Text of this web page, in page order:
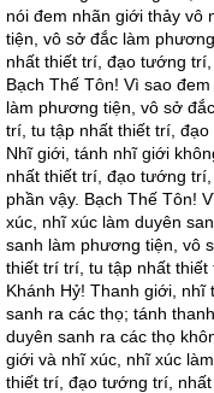
nói đem nhãn giới thảy vô
tiện, vô sở đắc làm
nhất thiết trí, đạo tướng
Bạch Thế Tôn! Vì sao
làm phương tiện, vô sở
trí, tu tập nhất thiết trí,
Nhĩ giới, tánh nhĩ giới
nhất thiết trí, đạo tướng
phần vậy. Bạch Thế Tôn!
xúc, nhĩ xúc làm duyên
sanh làm phương tiện, vô
thiết trí trí, tu tập nhất
Khánh Hỷ! Thanh giới, nhĩ
sanh ra các thọ; tánh
duyên sanh ra các thọ
giới và nhĩ xúc, nhĩ xúc
thiết trí, đạo tướng trí,